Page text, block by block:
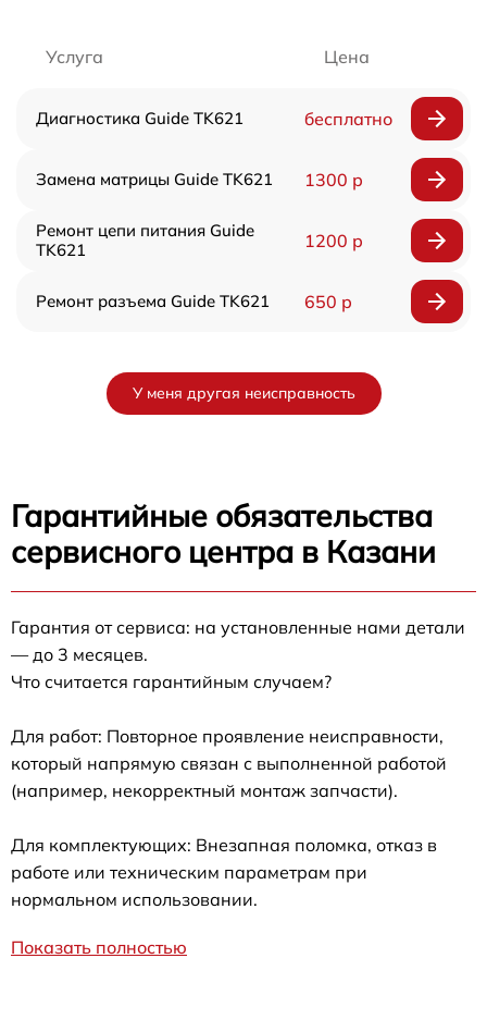
Услуга Цена
Диагностика Guide TK621 бесплатно
Замена матрицы Guide TK621 1300 р
Ремонт цепи питания Guide
TK621
1200 р
Ремонт разъема Guide TK621 650 р
У меня другая неисправность
Гарантийные обязательства
сервисного центра в Казани
Гарантия от сервиса: на установленные нами детали
— до 3 месяцев.
Что считается гарантийным случаем?
Для работ: Повторное проявление неисправности,
который напрямую связан с выполненной работой
(например, некорректный монтаж запчасти).
Для комплектующих: Внезапная поломка, отказ в
работе или техническим параметрам при
нормальном использовании.
Показать полностью